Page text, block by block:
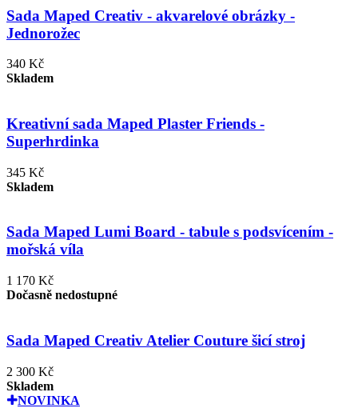
Sada Maped Creativ - akvarelové obrázky -
Jednorožec
340 Kč
Skladem
Kreativní sada Maped Plaster Friends -
Superhrdinka
345 Kč
Skladem
Sada Maped Lumi Board - tabule s podsvícením -
mořská víla
1 170 Kč
Dočasně nedostupné
Sada Maped Creativ Atelier Couture šicí stroj
2 300 Kč
Skladem
NOVINKA